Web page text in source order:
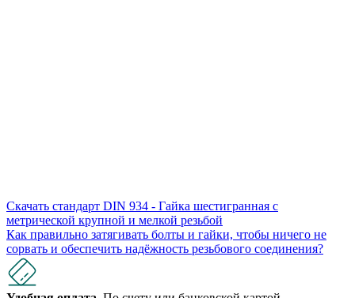
Скачать стандарт DIN 934 - Гайка шестигранная с
метрической крупной и мелкой резьбой
Как правильно затягивать болты и гайки, чтобы ничего не
сорвать и обеспечить надёжность резьбового соединения?